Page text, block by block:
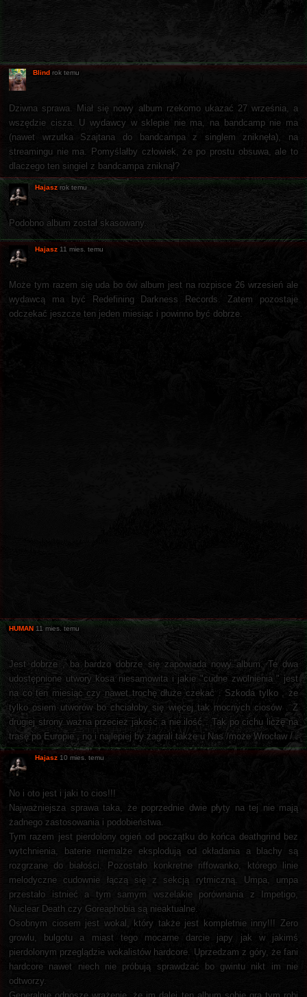
Blind rok temu
Dziwna sprawa. Miał się nowy album rzekomo ukazać 27 września, a
wszędzie cisza. U wydawcy w sklepie nie ma, na bandcamp nie ma
(nawet wrzutka Szajtana do bandcampa z singlem zniknęła), na
streamingu nie ma. Pomyślałby człowiek, że po prostu obsuwa, ale to
dlaczego ten singiel z bandcampa zniknął?
Hajasz rok temu
Podobno album został skasowany.
Hajasz 11 mies. temu
Może tym razem się uda bo ów album jest na rozpisce 26 wrzesień ale
wydawcą ma być Redefining Darkness Records. Zatem pozostaje
odczekać jeszcze ten jeden miesiąc i powinno być dobrze.
HUMAN 11 mies. temu
Jest dobrze , ba bardzo dobrze się zapowiada nowy album. Te dwa
udostępnione utwory kosa niesamowita i jakie "cudne zwolnienia " jest
na co ten miesiąc czy nawet trochę dłuże czekać . Szkoda tylko , że
tylko osiem utworów bo chciałoby się więcej tak mocnych ciosów . Z
drugiej strony ważna przecież jakość a nie ilość . Tak po cichu liczę na
trasę po Europie , no i najlepiej by zagrali także u Nas /może Wrocław / .
Hajasz 10 mies. temu
No i oto jest i jaki to cios!!!
Najważniejsza sprawa taka, że poprzednie dwie płyty na tej nie mają
żadnego zastosowania i podobieństwa.
Tym razem jest pierdolony ogień od początku do końca deathgrind bez
wytchnienia, baterie niemalże eksplodują od okładania a blachy są
rozgrzane do białości. Pozostało konkretne riffowanko, którego linie
melodyczne cudownie łączą się z sekcją rytmiczną. Umpa, umpa
przestało istnieć a tym samym wszelakie porównania z Impetigo,
Nuclear Death czy Goreaphobia są nieaktualne.
Osobnym ciosem jest wokal, który także jest kompletnie inny!!! Zero
growlu, bulgotu a miast tego mocarne darcie japy jak w jakimś
pierdolonym przeglądzie wokalistów hardcore. Uprzedzam z góry, że fani
hardcore nawet niech nie próbują sprawdzać bo gwintu nikt im nie
odtworzy.
Generalnie odnoszę wrażenie, że im dalej ten album sobie gra tym robi